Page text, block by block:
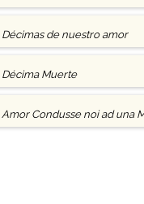
Décimas de nuestro amor
Décima Muerte
Amor Condusse noi ad una